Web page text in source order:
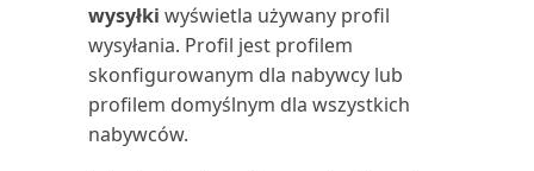
Zestawienie rachunku kosztów
(raport)
Zestawienie rachunku kosztów
wg okresu (raport)
wysyłki wyświetla używany profil
wysyłania. Profil jest profilem
skonfigurowanym dla nabywcy lub
profilem domyślnym dla wszystkich
nabywców.